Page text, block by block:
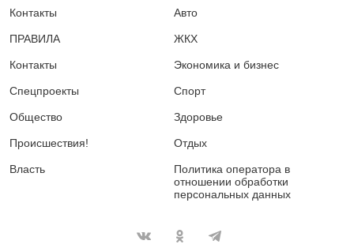
Контакты
ПРАВИЛА
Контакты
Спецпроекты
Общество
Происшествия!
Власть
Авто
ЖКХ
Экономика и бизнес
Спорт
Здоровье
Отдых
Политика оператора в
отношении обработки
персональных данных